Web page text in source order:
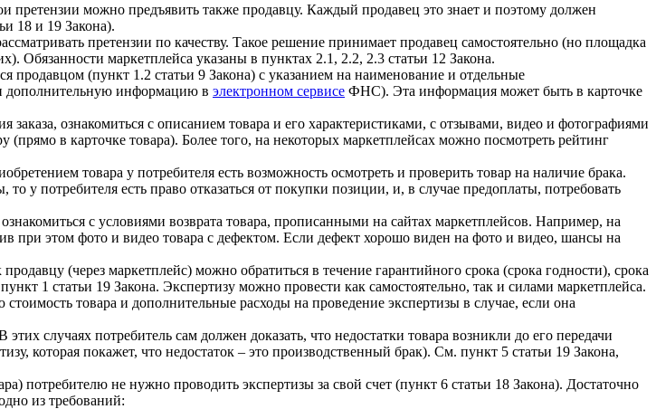
претензии можно предъявить также продавцу. Каждый продавец это знает и поэтому должен
18 и 19 Закона).
претензии по качеству. Такое решение принимает продавец самостоятельно (но площадка
Обязанности маркетплейса указаны в пунктах 2.1, 2.2, 2.3 статьи 12 Закона.
(пункт 1.2 статьи 9 Закона) с указанием на наименование и отдельные
информацию в электронном сервисе ФНС). Эта информация может быть в карточке
ознакомиться с описанием товара и его характеристиками, с отзывами, видео и фотографиями
(прямо в карточке товара). Более того, на некоторых маркетплейсах можно посмотреть рейтинг
товара у потребителя есть возможность осмотреть и проверить товар на наличие брака.
потребителя есть право отказаться от покупки позиции, и, в случае предоплаты, потребовать
с условиями возврата товара, прописанными на сайтах маркетплейсов. Например, на
при этом фото и видео товара с дефектом. Если дефект хорошо виден на фото и видео, шансы на
(через маркетплейс) можно обратиться в течение гарантийного срока (срока годности), срока
1 статьи 19 Закона. Экспертизу можно провести как самостоятельно, так и силами маркетплейса.
товара и дополнительные расходы на проведение экспертизы в случае, если она
случаях потребитель сам должен доказать, что недостатки товара возникли до его передачи
которая покажет, что недостаток – это производственный брак). См. пункт 5 статьи 19 Закона,
потребителю не нужно проводить экспертизы за свой счет (пункт 6 статьи 18 Закона). Достаточно
из требований: